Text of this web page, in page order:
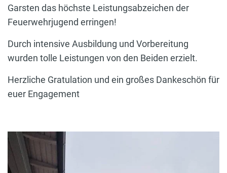
Garsten das höchste Leistungsabzeichen der
Feuerwehrjugend erringen!
Durch intensive Ausbildung und Vorbereitung
wurden tolle Leistungen von den Beiden erzielt.
Herzliche Gratulation und ein großes Dankeschön für
euer Engagement